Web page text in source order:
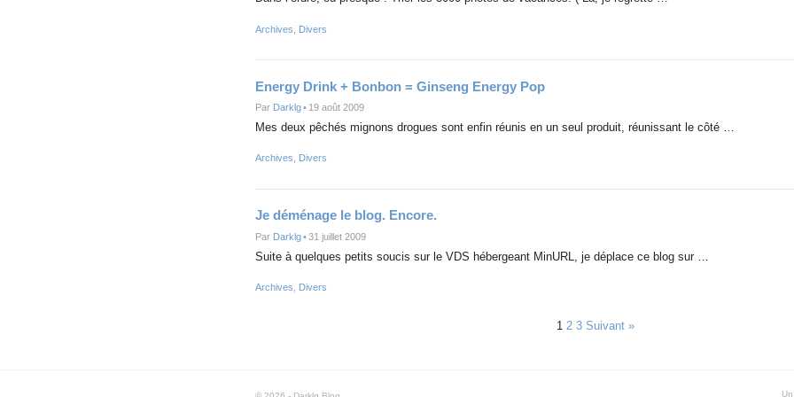
Archives Divers
Energy Drink + Bonbon = Ginseng Energy Pop
Par Darklg• 19 août 2009
Mes deux pêchés mignons drogues sont enfin réunis en un seul produit, réunissant le côté …
Archives Divers
Je déménage le blog. Encore.
Par Darklg•31 juillet 2009
Suite à quelques petits soucis sur le VDS hébergeant MinURL, je déplace ce blog sur …
Archives Divers
1 2 3 Suivant »